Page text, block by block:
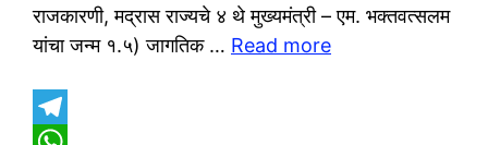
राजकारणी, मद्रास राज्यचे ४ थे मुख्यमंत्री – एम. भक्तवत्सलम
यांचा जन्म १.५) जागतिक … Read more